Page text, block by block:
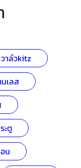
วาล์วkitz
เลส
ะตู
น